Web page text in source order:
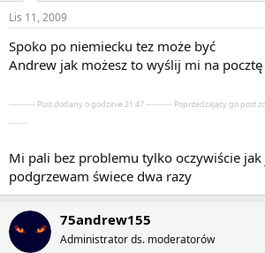
Lis 11, 2009
Spoko po niemiecku tez może być
Andrew jak możesz to wyślij mi na pocztę
---------- Post dodany o godzinie 21:47 ---------- Poprzedzający go post
-------
Mi pali bez problemu tylko oczywiście
podgrzewam świece dwa razy
75andrew155
Administrator ds. moderatorów